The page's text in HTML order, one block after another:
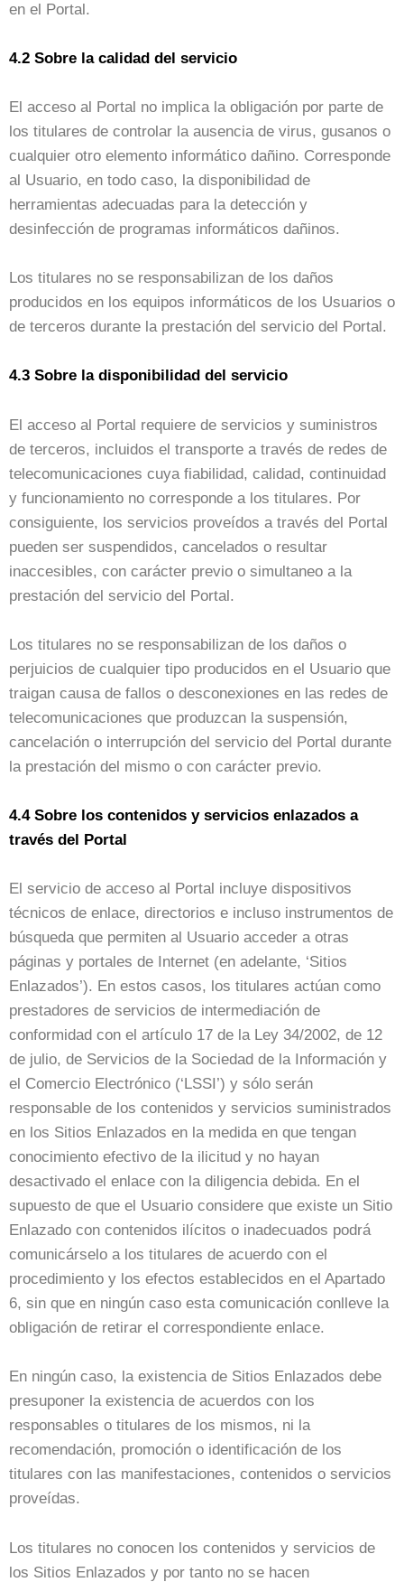
en el Portal.
4.2 Sobre la calidad del servicio
El acceso al Portal no implica la obligación por parte de
los titulares de controlar la ausencia de virus, gusanos o
cualquier otro elemento informático dañino. Corresponde
al Usuario, en todo caso, la disponibilidad de
herramientas adecuadas para la detección y
desinfección de programas informáticos dañinos.
Los titulares no se responsabilizan de los daños
producidos en los equipos informáticos de los Usuarios o
de terceros durante la prestación del servicio del Portal.
4.3 Sobre la disponibilidad del servicio
El acceso al Portal requiere de servicios y suministros
de terceros, incluidos el transporte a través de redes de
telecomunicaciones cuya fiabilidad, calidad, continuidad
y funcionamiento no corresponde a los titulares. Por
consiguiente, los servicios proveídos a través del Portal
pueden ser suspendidos, cancelados o resultar
inaccesibles, con carácter previo o simultaneo a la
prestación del servicio del Portal.
Los titulares no se responsabilizan de los daños o
perjuicios de cualquier tipo producidos en el Usuario que
traigan causa de fallos o desconexiones en las redes de
telecomunicaciones que produzcan la suspensión,
cancelación o interrupción del servicio del Portal durante
la prestación del mismo o con carácter previo.
4.4 Sobre los contenidos y servicios enlazados a
través del Portal
El servicio de acceso al Portal incluye dispositivos
técnicos de enlace, directorios e incluso instrumentos de
búsqueda que permiten al Usuario acceder a otras
páginas y portales de Internet (en adelante, ‘Sitios
Enlazados’). En estos casos, los titulares actúan como
prestadores de servicios de intermediación de
conformidad con el artículo 17 de la Ley 34/2002, de 12
de julio, de Servicios de la Sociedad de la Información y
el Comercio Electrónico (‘LSSI’) y sólo serán
responsable de los contenidos y servicios suministrados
en los Sitios Enlazados en la medida en que tengan
conocimiento efectivo de la ilicitud y no hayan
desactivado el enlace con la diligencia debida. En el
supuesto de que el Usuario considere que existe un Sitio
Enlazado con contenidos ilícitos o inadecuados podrá
comunicárselo a los titulares de acuerdo con el
procedimiento y los efectos establecidos en el Apartado
6, sin que en ningún caso esta comunicación conlleve la
obligación de retirar el correspondiente enlace.
En ningún caso, la existencia de Sitios Enlazados debe
presuponer la existencia de acuerdos con los
responsables o titulares de los mismos, ni la
recomendación, promoción o identificación de los
titulares con las manifestaciones, contenidos o servicios
proveídas.
Los titulares no conocen los contenidos y servicios de
los Sitios Enlazados y por tanto no se hacen